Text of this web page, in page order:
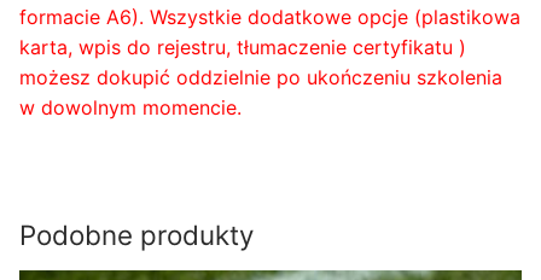
formacie A6). Wszystkie dodatkowe opcje (plastikowa
karta, wpis do rejestru, tłumaczenie certyfikatu )
możesz dokupić oddzielnie po ukończeniu szkolenia
w dowolnym momencie.
Podobne produkty